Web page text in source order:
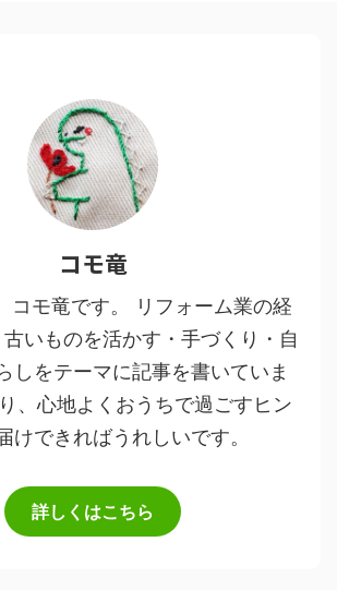
コモ竜
コモ竜です。 リフォーム業の経
いものを活かす・手づくり・自
しをテーマに記事を書いていま
、心地よくおうちで過ごすヒン
けできればうれしいです。
詳しくはこちら